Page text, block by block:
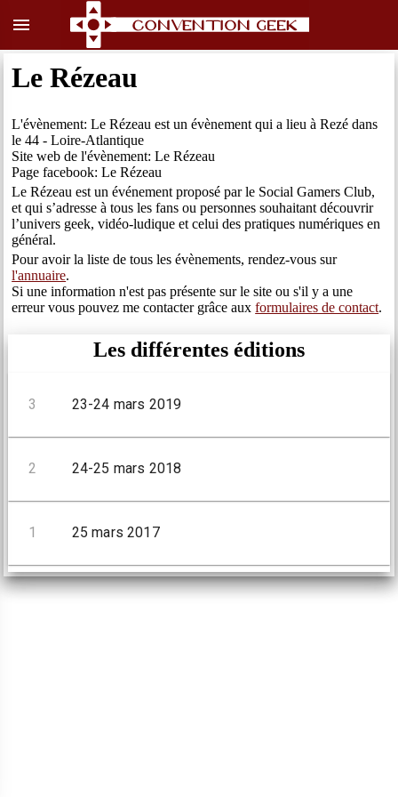
menu
Le Rézeau
L'évènement: Le Rézeau est un évènement qui a lieu à Rezé dans
le 44 - Loire-Atlantique
Site web de l'évènement: Le Rézeau
Page facebook: Le Rézeau
Le Rézeau est un événement proposé par le Social Gamers Club,
et qui s’adresse à tous les fans ou personnes souhaitant découvrir
l’univers geek, vidéo-ludique et celui des pratiques numériques en
général.
Pour avoir la liste de tous les évènements, rendez-vous sur
l'annuaire.
Si une information n'est pas présente sur le site ou s'il y a une
erreur vous pouvez me contacter grâce auxformulaires de contact.
Les différentes éditions
3 23-24 mars 2019
2 24-25 mars 2018
1 25 mars 2017